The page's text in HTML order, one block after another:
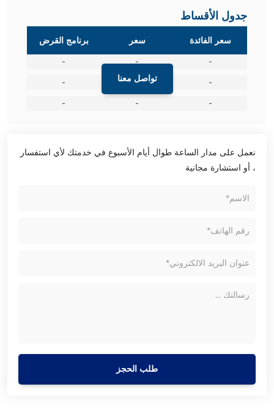
جدول الأقساط
تواصل معنا
سعر الفائدة سعر
برنامج القرض
-
-
-
-
-
-
-
-
-
نعمل على مدار الساعة طوال أيام الأسبوع في خدمتك لأي استفسار
، أو استشارة مجانية
طلب الحجز